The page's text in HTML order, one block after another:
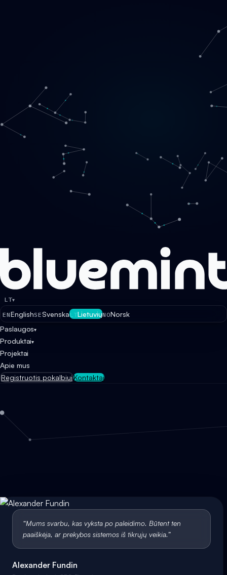
Paslaugos ▾
Produktai
LT▾
ENEnglishSESvenskaLTLietuviųNONorsk
Paslaugos▾
Produktai▾
Projektai
Apie mus
Registruotis pokalbiuiKontaktai
“Mums svarbu, kas vyksta po paleidimo. Būtent ten
paaiškėja, ar prekybos sistemos iš tikrųjų veikia.”
Alexander Fundin